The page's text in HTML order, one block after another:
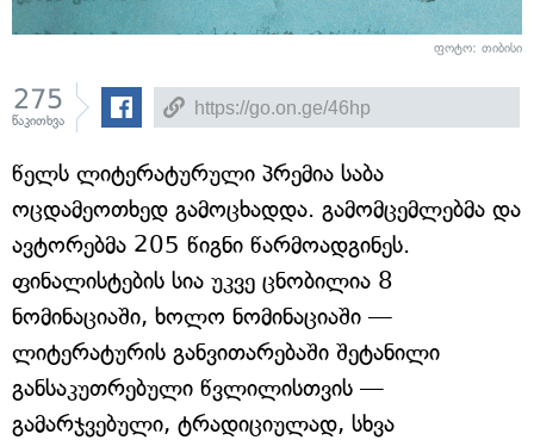
ფოტო: თიბისი
275
წაკითხვა
წელს ლიტერატურული პრემია საბა
ოცდამეოთხედ გამოცხადდა. გამომცემლებმა და
ავტორებმა 205 წიგნი წარმოადგინეს.
ფინალისტების სია უკვე ცნობილია 8
ნომინაციაში, ხოლო ნომინაციაში —
ლიტერატურის განვითარებაში შეტანილი
განსაკუთრებული წვლილისთვის —
გამარჯვებული, ტრადიციულად, სხვა